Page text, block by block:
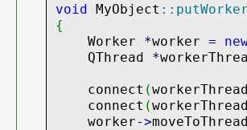
void MyObject ::
{
Worker *worker =
QThread *
connect (
connect (
worker->